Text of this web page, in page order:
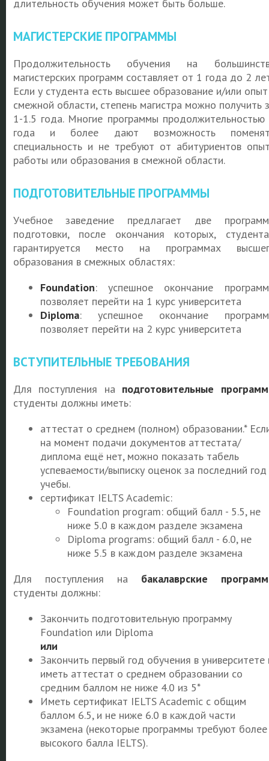
длительность обучения может быть больше.
МАГИСТЕРСКИЕ ПРОГРАММЫ
Продолжительность обучения на
магистерских программ составляет от 1 года до 2
Если у студента есть высшее образование и/или
смежной области, степень магистра можно получить
1-1.5 года. Многие программы продолжительностью
года и более дают возможность
специальность и не требуют от абитуриентов
работы или образования в смежной области.
ПОДГОТОВИТЕЛЬНЫЕ ПРОГРАММЫ
Учебное заведение предлагает две
подготовки, после окончания которых,
гарантируется место на программах
образования в смежных областях:
Foundation: успешное окончание
позволяет перейти на 1 курс университета
Diploma: успешное окончание
позволяет перейти на 2 курс университета
ВСТУПИТЕЛЬНЫЕ ТРЕБОВАНИЯ
Для поступления на подготовительные
студенты должны иметь:
аттестат о среднем (полном) образовании.*
на момент подачи документов аттестата/
диплома ещё нет, можно показать табель
успеваемости/выписку оценок за последний год
учебы.
сертификат IELTS Academic:
Foundation program: общий балл - 5.5, не
ниже 5.0 в каждом разделе экзамена
Diploma programs: общий балл - 6.0, не
ниже 5.5 в каждом разделе экзамена
Для поступления на бакалаврские
студенты должны:
Закончить подготовительную программу
Foundation или Diploma
или
Закончить первый год обучения в университете
иметь аттестат о среднем образовании со
средним баллом не ниже 4.0 из 5*
Иметь сертификат IELTS Academic с общим
баллом 6.5, и не ниже 6.0 в каждой части
экзамена (некоторые программы требуют более
высокого балла IELTS).